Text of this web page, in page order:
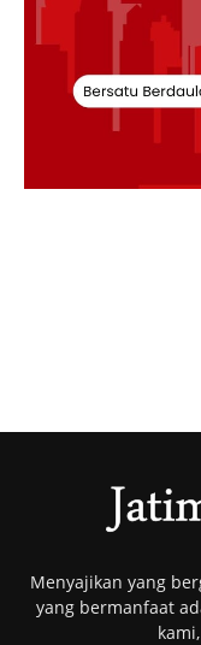
Menyajikan yang
yang bermanfaat